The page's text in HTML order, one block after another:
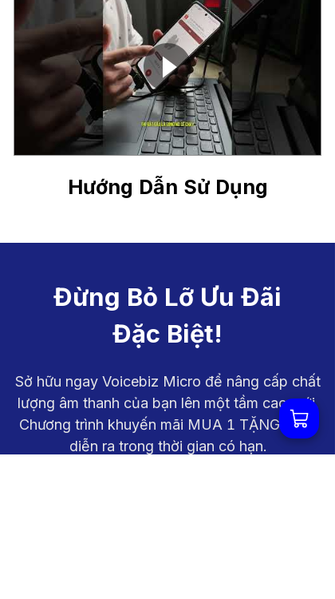
Hướng Dẫn Sử Dụng
Đừng Bỏ Lỡ Ưu Đãi
Đặc Biệt!
Sở hữu ngay Voicebiz Micro để nâng cấp chất
lượng âm thanh của bạn lên một tầm cao mới.
Chương trình khuyến mãi MUA 1 TẶNG 3 chỉ
diễn ra trong thời gian có hạn.